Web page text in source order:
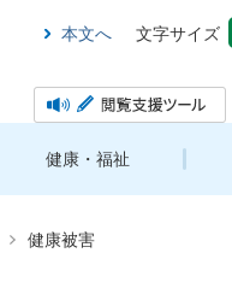
本文へ 文字サイズ
健康・福祉
健康被害